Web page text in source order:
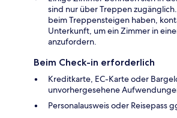
sind nur über Treppen
beim Treppensteigen haben,
Unterkunft, um ein Zimmer in
anzufordern.
Beim Check-in erforderlich
Kreditkarte, EC-Karte oder
unvorhergesehene
Personalausweis oder Reisepass